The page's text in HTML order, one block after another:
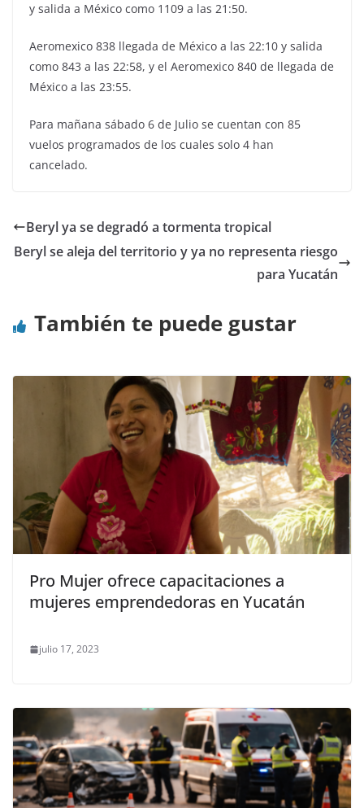
y salida a México como 1109 a las 21:50.
Aeromexico 838 llegada de México a las 22:10 y salida
como 843 a las 22:58, y el Aeromexico 840 de llegada de
México a las 23:55.
Para mañana sábado 6 de Julio se cuentan con 85
vuelos programados de los cuales solo 4 han
cancelado.
Beryl ya se degradó a tormenta tropical
Beryl se aleja del territorio y ya no representa riesgo
para Yucatán
También te puede gustar
Pro Mujer ofrece capacitaciones a
mujeres emprendedoras en Yucatán
julio 17, 2023